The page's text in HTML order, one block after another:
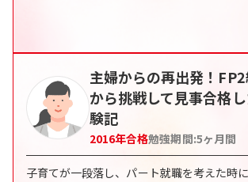
主婦からの再出発！
から挑戦して見事合格
験記
2016年合格勉強期間:5ヶ月間
子育てが一段落し、パート就職を考えた時